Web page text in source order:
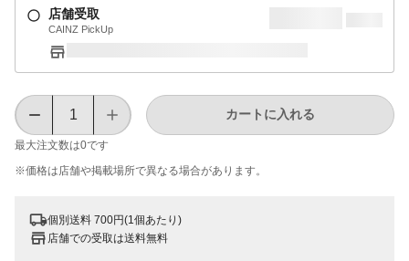
店舗受取
CAINZ PickUp
最大注文数は0です
カートに入れる
※価格は​店舗や​掲載場所で​異なる​場合が​あります。
個別送料 700円(1個あたり)
店舗での受取は送料無料